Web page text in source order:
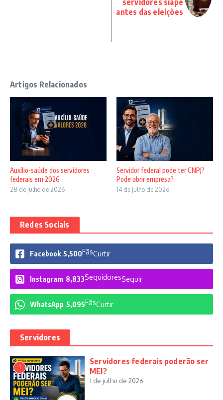
servidores siape
antes das eleições
Artigos Relacionados
Auxílio-saúde dos servidores
federais em 2026
28 de julho de 2026
Servidor federal pode ter CNPJ?
Pode abrir empresa?
14 de julho de 2026
Redes Sociais
Facebook 5,500FãsCurtir
Instagram 8,833SeguidoresSeguir
WhatsApp 5,095FãsCurtir
Servidores
1
Servidores federais poderão ser
MEI?
1 de julho de 2026